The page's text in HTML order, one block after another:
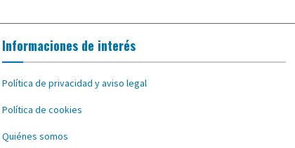
Informaciones de interés
Política de privacidad y aviso legal
Política de cookies
Quiénes somos